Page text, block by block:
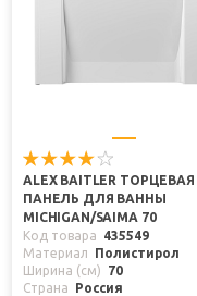
ALEX BAITLER ТОРЦЕВАЯ
ПАНЕЛЬ ДЛЯ ВАННЫ
MICHIGAN/SAIMA 70
Код товара
435549
Материал
Полистирол
Ширина (см)
70
Страна
Россия